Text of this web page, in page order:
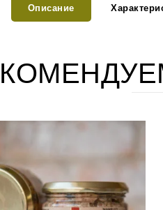
Описание